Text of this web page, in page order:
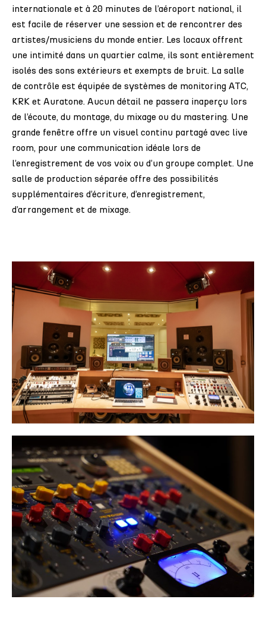
internationale et à 20 minutes de l’aéroport national, il
est facile de réserver une session et de rencontrer des
artistes/musiciens du monde entier. Les locaux offrent
une intimité dans un quartier calme, ils sont entièrement
isolés des sons extérieurs et exempts de bruit. La salle
de contrôle est équipée de systèmes de monitoring ATC,
KRK et Auratone. Aucun détail ne passera inaperçu lors
de l’écoute, du montage, du mixage ou du mastering. Une
grande fenêtre offre un visuel continu partagé avec live
room, pour une communication idéale lors de
l’enregistrement de vos voix ou d’un groupe complet. Une
salle de production séparée offre des possibilités
supplémentaires d’écriture, d’enregistrement,
d’arrangement et de mixage.